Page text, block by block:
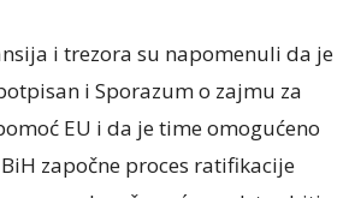
i trezora su napomenuli da je
i Sporazum o zajmu za
EU i da je time omogućeno
započne proces ratifikacije